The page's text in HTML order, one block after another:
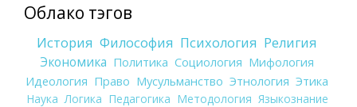
Облако тэгов
История Философия Психология Религия
Экономика Политика Социология Мифология
Идеология Право Мусульманство Этнология Этика
Наука Логика Педагогика Методология Языкознание